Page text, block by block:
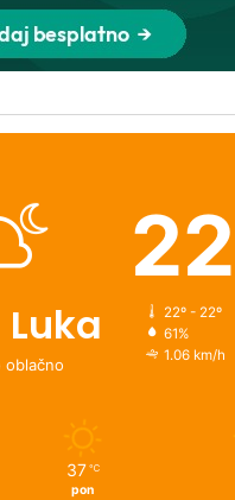
oblačno
22
22º - 22º
61%
1.06 km/h
37 ℃
pon